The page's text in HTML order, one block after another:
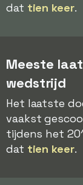
dat tien keer.
Meeste
wedstrijd
Het laatste
vaakst
tijdens het
dat tien keer.